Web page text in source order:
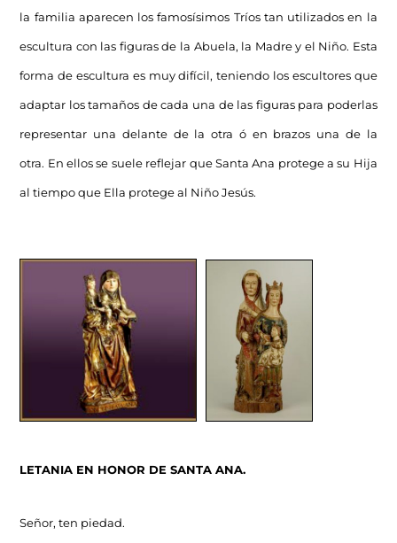
la familia aparecen los famosísimos Tríos tan utilizados en la
escultura con las figuras de la Abuela, la Madre y el Niño. Esta
forma de escultura es muy difícil, teniendo los escultores que
adaptar los tamaños de cada una de las figuras para poderlas
representar una delante de la otra ó en brazos una de la
otra. En ellos se suele reflejar que Santa Ana protege a su Hija
al tiempo que Ella protege al Niño Jesús.
LETANIA EN HONOR DE SANTA ANA.
Señor, ten piedad.